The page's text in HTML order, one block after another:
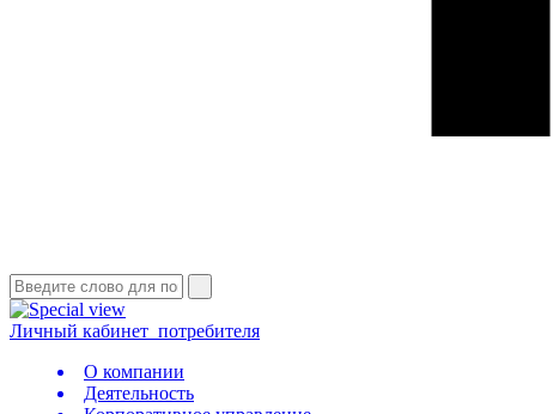
Личный кабинет потребителя
О компании
Деятельность